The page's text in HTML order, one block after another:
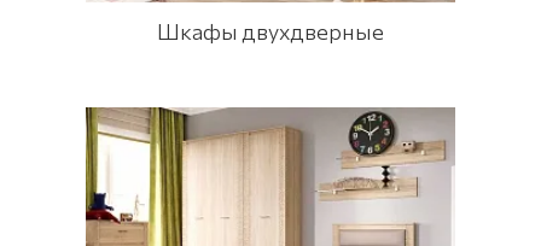
Шкафы двухдверные